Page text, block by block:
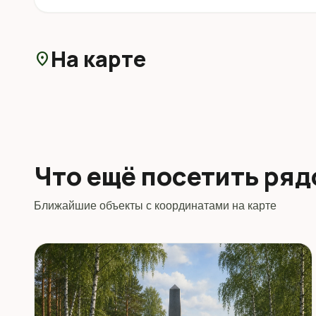
location_on На карте
Что ещё посетить
Ближайшие объекты с координатами на карте